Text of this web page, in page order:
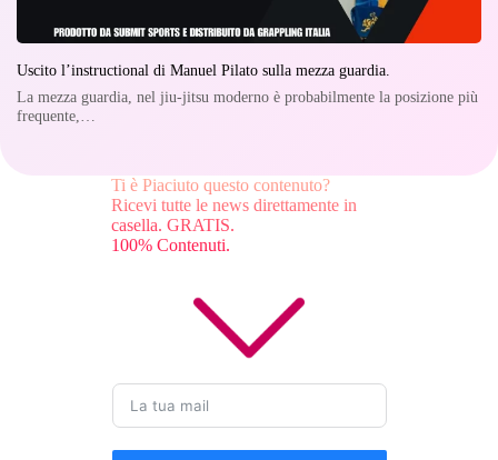
Uscito l’instructional di Manuel Pilato sulla mezza guardia.
La mezza guardia, nel jiu-jitsu moderno è probabilmente la posizione più
frequente,…
Ti è Piaciuto questo contenuto?
Ricevi tutte le news direttamente in
casella. GRATIS.
100% Contenuti.